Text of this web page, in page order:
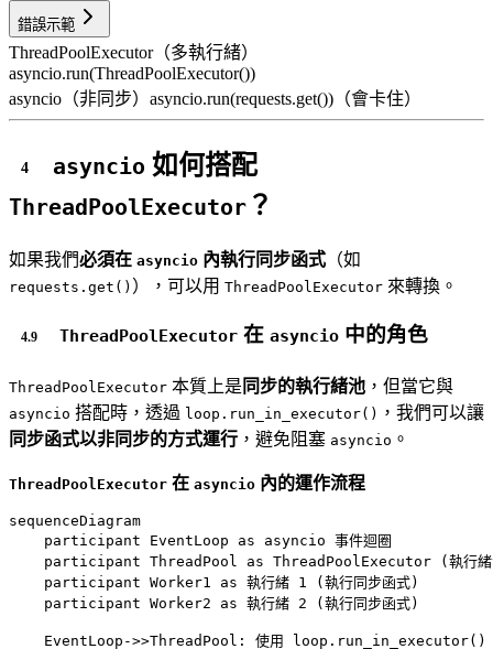
錯誤示範
ThreadPoolExecutor（多執行緒）
asyncio.run(ThreadPoolExecutor())
asyncio（非同步） asyncio.run(requests.get())（會卡住）
asyncio 如何搭配
ThreadPoolExecutor ？
如果我們必須在 asyncio 內執行同步函式 （如
requests.get() ），可以用 ThreadPoolExecutor 來轉換。
ThreadPoolExecutor 在 asyncio 中的角色
ThreadPoolExecutor 本質上是 同步的執行緒池 ，但當它與
asyncio 搭配時，透過 loop.run_in_executor() ，我們可以讓
同步函式以非同步的方式運行 ，避免阻塞 asyncio 。
ThreadPoolExecutor 在 asyncio 內的運作流程
sequenceDiagram
    participant EventLoop as asyncio 事件迴圈
participant ThreadPool as ThreadPoolExecutor (執行緒
    participant Worker1 as 執行緒 1 (執行同步函式)
    participant Worker2 as 執行緒 2 (執行同步函式)
EventLoop->>ThreadPool: 使用 loop.run_in_executor()